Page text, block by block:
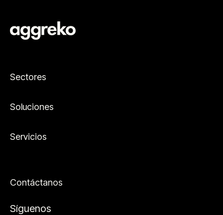
Sectores
Soluciones
Servicios
Contáctanos
Síguenos